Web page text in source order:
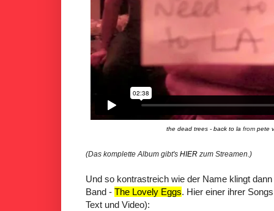
the dead trees - back to la frompete
(Das komplette Album gibt's HIER zum Streamen.)
Und so kontrastreich wie der Name klingt
Band - The Lovely Eggs. Hier einer ihrer
Text und Video):